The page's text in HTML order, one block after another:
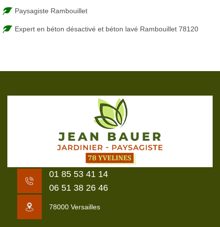
Paysagiste Rambouillet
Expert en béton désactivé et béton lavé Rambouillet 78120
01 85 53 41 14
06 51 38 26 46
78000 Versailles